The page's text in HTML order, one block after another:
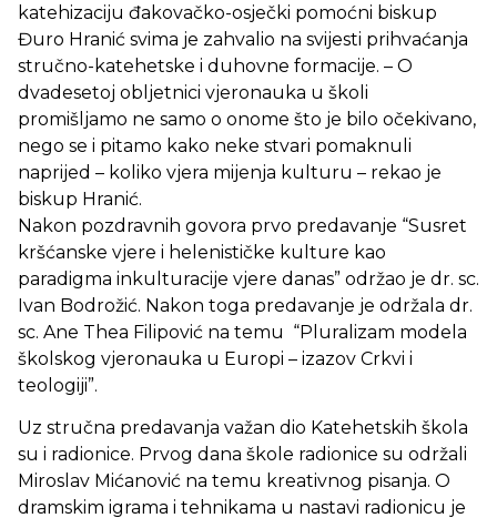
katehizaciju đakovačko-osječki pomoćni biskup
Đuro Hranić svima je zahvalio na svijesti prihvaćanja
stručno-katehetske i duhovne formacije. – O
dvadesetoj obljetnici vjeronauka u školi
promišljamo ne samo o onome što je bilo očekivano,
nego se i pitamo kako neke stvari pomaknuli
naprijed – koliko vjera mijenja kulturu – rekao je
biskup Hranić.
Nakon pozdravnih govora prvo predavanje “Susret
kršćanske vjere i helenističke kulture kao
paradigma inkulturacije vjere danas” održao je dr. sc.
Ivan Bodrožić. Nakon toga predavanje je održala dr.
sc. Ane Thea Filipović na temu “Pluralizam modela
školskog vjeronauka u Europi – izazov Crkvi i
teologiji”.
Uz stručna predavanja važan dio Katehetskih škola
su i radionice. Prvog dana škole radionice su održali
Miroslav Mićanović na temu kreativnog pisanja. O
dramskim igrama i tehnikama u nastavi radionicu je